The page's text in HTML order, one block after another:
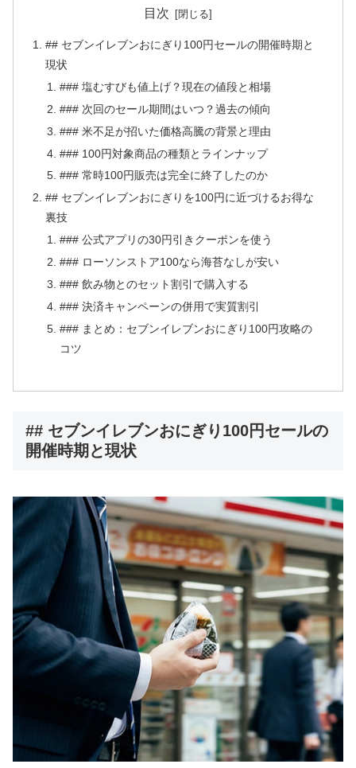
目次
## セブンイレブンおにぎり100円セールの開催時期と
現状
### 塩むすびも値上げ？現在の値段と相場
### 次回のセール期間はいつ？過去の傾向
### 米不足が招いた価格高騰の背景と理由
### 100円対象商品の種類とラインナップ
### 常時100円販売は完全に終了したのか
## セブンイレブンおにぎりを100円に近づけるお得な
裏技
### 公式アプリの30円引きクーポンを使う
### ローソンストア100なら海苔なしが安い
### 飲み物とのセット割引で購入する
### 決済キャンペーンの併用で実質割引
### まとめ：セブンイレブンおにぎり100円攻略の
コツ
## セブンイレブンおにぎり100円セールの
開催時期と現状